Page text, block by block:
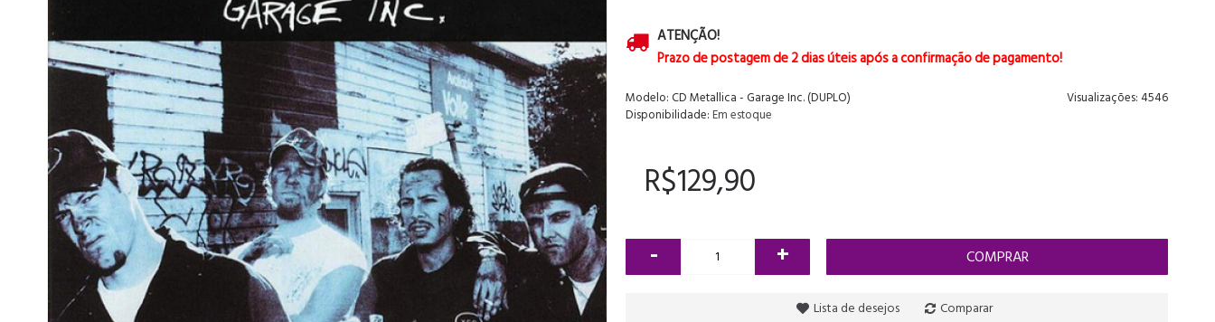
ATENÇÃO!
Prazo de postagem de 2 dias úteis após a confirmação de pagamento!
Visualizações: 4546
Modelo: CD Metallica - Garage Inc. (DUPLO)
Disponibilidade:Em estoque
R$129,90
- + COMPRAR
Lista de desejos Comparar